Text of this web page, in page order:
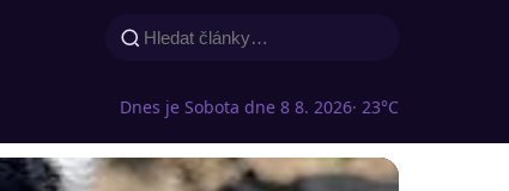
Dnes je Sobota dne 8 8. 2026· 23°C